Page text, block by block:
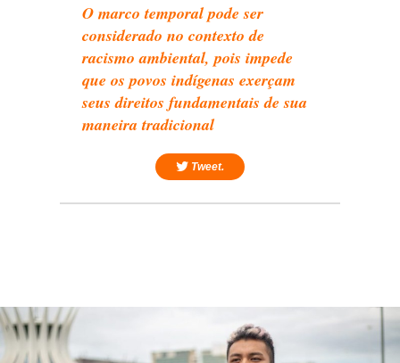
O marco temporal pode ser
considerado no contexto de
racismo ambiental, pois impede
que os povos indígenas exerçam
seus direitos fundamentais de sua
maneira tradicional
Tweet.